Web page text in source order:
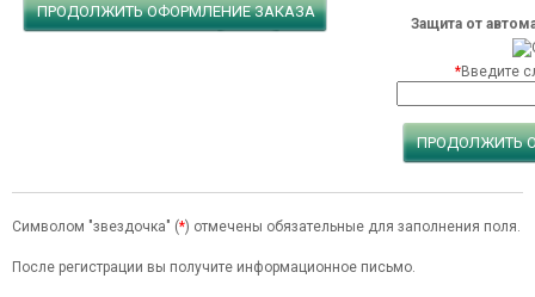
ПРОДОЛЖИТЬ ОФОРМЛЕНИЕ ЗАКАЗА
Защита от
*Введите
ПРОДОЛЖИТЬ
Символом "звездочка" (*) отмечены обязательные для заполнения поля.
После регистрации вы получите информационное письмо.